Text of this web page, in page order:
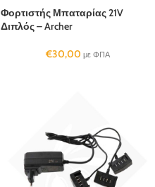
Φορτιστής Μπαταρίας 21V
Διπλός – Archer
€30,00 με ΦΠΑ